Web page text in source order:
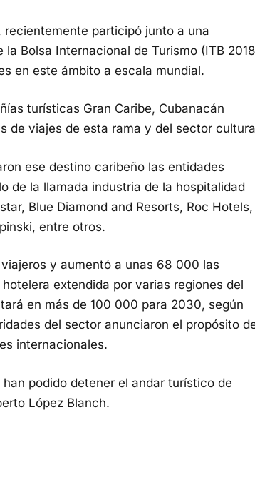
recientemente participó junto a una
Bolsa Internacional de Turismo (ITB
en este ámbito a escala mundial.
turísticas Gran Caribe, Cubanacán
de viajes de esta rama y del sector
ese destino caribeño las entidades
de la llamada industria de la hospitalidad
Blue Diamond and Resorts, Roc Hotels,
entre otros.
y aumentó a unas 68 000 las
extendida por varias regiones del
en más de 100 000 para 2030, según
del sector anunciaron el propósito
internacionales.
podido detener el andar turístico de
López Blanch.